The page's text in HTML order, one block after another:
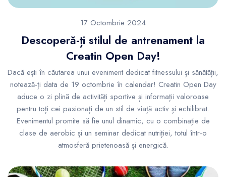
17 Octombrie 2024
Descoperă-ți stilul de antrenament la
Creatin Open Day!
Dacă ești în căutarea unui eveniment dedicat fitnessului și sănătății,
notează-ți data de 19 octombrie în calendar! Creatin Open Day
aduce o zi plină de activități sportive și informații valoroase
pentru toți cei pasionați de un stil de viață activ și echilibrat.
Evenimentul promite să fie unul dinamic, cu o combinație de
clase de aerobic și un seminar dedicat nutriției, totul într-o
atmosferă prietenoasă și energică.